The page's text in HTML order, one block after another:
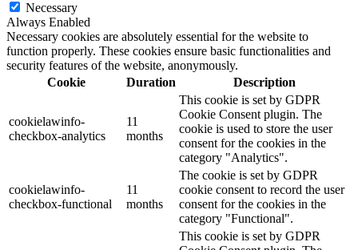
Necessary
Always Enabled
Necessary cookies are absolutely essential for the website to
function properly. These cookies ensure basic functionalities and
security features of the website, anonymously.
Cookie
Duration Description
cookielawinfo-
checkbox-analytics
11
months
This cookie is set by GDPR
Cookie Consent plugin. The
cookie is used to store the user
consent for the cookies in the
category "Analytics".
cookielawinfo-
checkbox-functional
11
months
The cookie is set by GDPR
cookie consent to record the user
consent for the cookies in the
category "Functional".
This cookie is set by GDPR